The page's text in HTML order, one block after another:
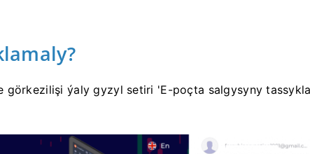
görkezilişi ýaly gyzyl setiri 'E-poçta salgysyny